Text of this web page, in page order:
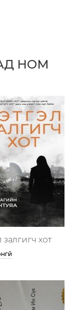
НОМ
залгигч хот